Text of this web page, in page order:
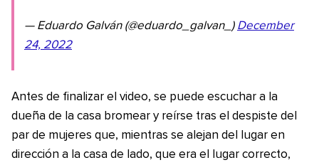
— Eduardo Galván (@eduardo_galvan_) December
24, 2022
Antes de finalizar el video, se puede escuchar a la
dueña de la casa bromear y reírse tras el despiste del
par de mujeres que, mientras se alejan del lugar en
dirección a la casa de lado, que era el lugar correcto,